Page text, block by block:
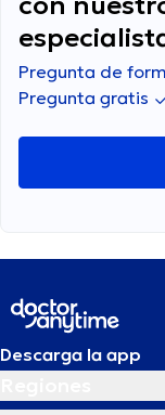
Pregunta de
Pregunta gratis
Descarga la app